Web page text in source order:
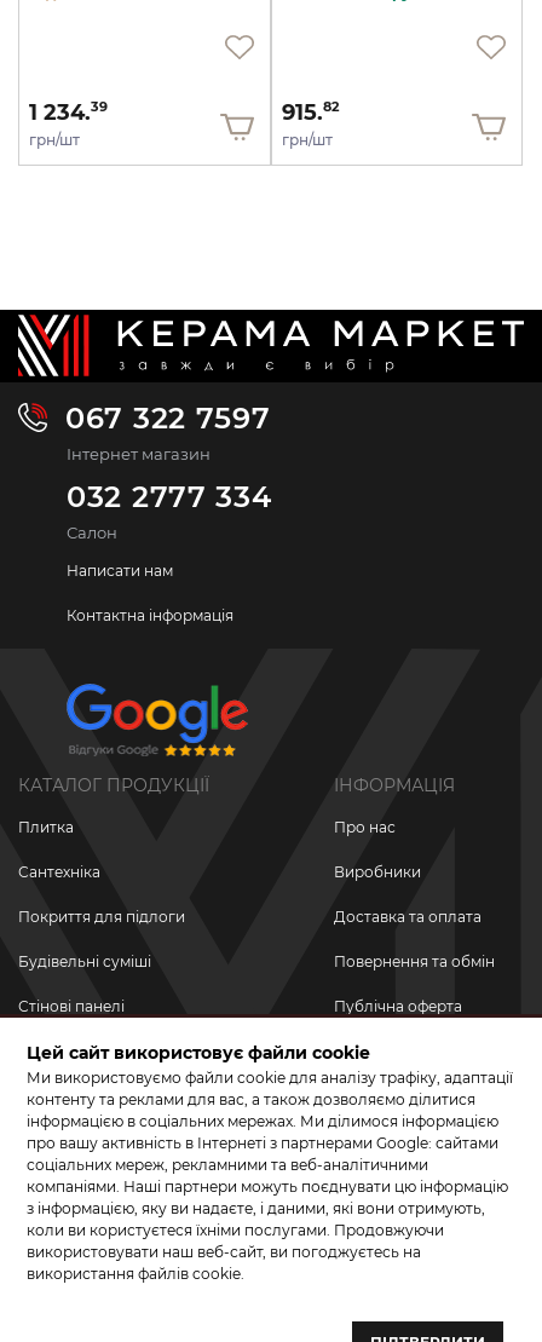
1 234.39
грн/шт
915.82
грн/шт
067 322 7597
Інтернет магазин
032 2777 334
Салон
Написати нам
Контактна інформація
КАТАЛОГ ПРОДУКЦІЇ
Плитка
Сантехніка
Покриття для підлоги
Будівельні суміші
Стінові панелі
Новинки
Акційні товари
Акції/Знижки
ІНФОРМАЦІЯ
Про нас
Виробники
Доставка та оплата
Повернення та обмін
Публічна оферта
Політика
конфіденційності
ПРИЄДНУЙТЕСЬ ДО НАС У СОЦМЕРЕЖАХ
Цей сайт використовує файли cookie
Ми використовуємо файли cookie для аналізу трафіку, адаптації
контенту та реклами для вас, а також дозволяємо ділитися
інформацією в соціальних мережах. Ми ділимося інформацією
про вашу активність в Інтернеті з партнерами Google: сайтами
соціальних мереж, рекламними та веб-аналітичними
компаніями. Наші партнери можуть поєднувати цю інформацію
з інформацією, яку ви надаєте, і даними, які вони отримують,
коли ви користуєтеся їхніми послугами. Продовжуючи
використовувати наш веб-сайт, ви погоджуєтесь на
використання файлів cookie.